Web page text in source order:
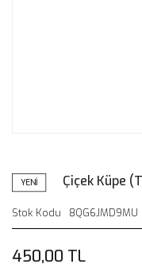
YENİ Çiçek Küpe
Stok Kodu 8QG6JMD9MU
450,00 TL